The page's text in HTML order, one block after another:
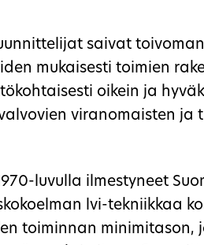
saivat
mukaisesti toimien
oikein ja
viranomaisten ja
luvulla ilmestyneet
lvi-tekniikkaa
toiminnan minimitason,